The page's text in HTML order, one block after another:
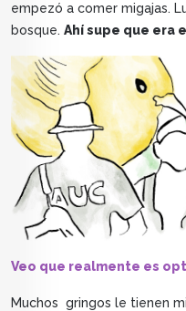
empezó a comer migajas.
bosque. Ahí supe que era
Veo que realmente es
Muchos gringos le tienen